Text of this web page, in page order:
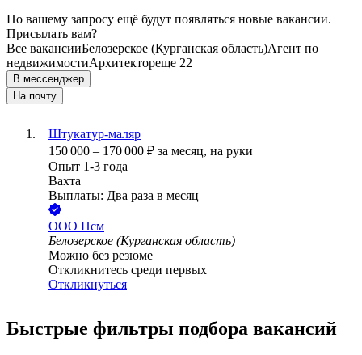
По вашему запросу ещё будут появляться новые вакансии.
Присылать вам?
Все вакансииБелозерское (Курганская область)Агент по
недвижимостиАрхитектореще 22
В мессенджер
На почту
Штукатур-маляр
150 000 – 170 000 ₽ за месяц, на руки
Опыт 1-3 года
Вахта
Выплаты: Два раза в месяц
ООО Псм
Белозерское (Курганская область)
Можно без резюме
Откликнитесь среди первых
Откликнуться
Быстрые фильтры подбора вакансий